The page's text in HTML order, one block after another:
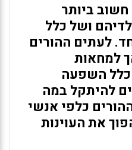
חשוב ביותר
ושל כלל
לעתים ההורים
למחאות
כלל השפעה
להיתקל במה
כלפי אנשי
את העוינות